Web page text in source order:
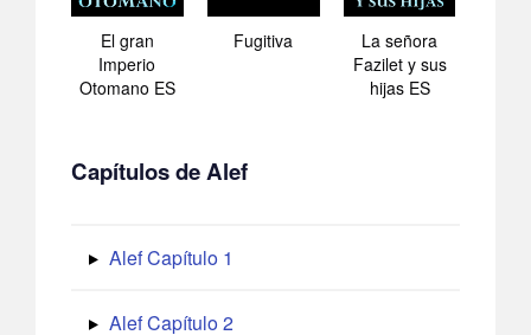
El gran
Imperio
Otomano ES
Fugitiva
La señora
Fazilet y sus
hijas ES
Capítulos de Alef
Alef Capítulo 1
Alef Capítulo 2